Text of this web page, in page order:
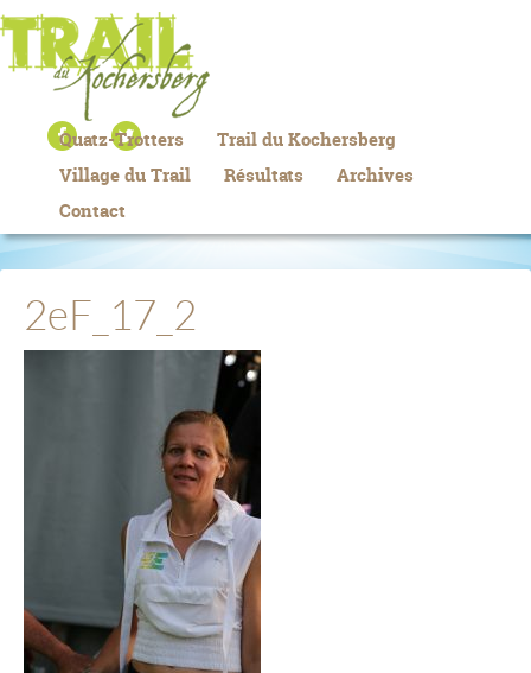
Quatz-Trotters
Trail du Kochersberg
Village du Trail
Résultats
Archives
Contact
2eF_17_2